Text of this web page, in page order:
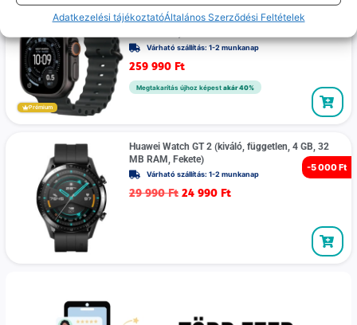
Adatkezelési tájékoztatóÁltalános Szerződési Feltételek
Prémium
Apple Watch Ultra 3. generáció 49mm GPS +
Cellular (Újszerű, független, 64 GB, 2 GB RAM,
Várható szállítás: 1-2 munkanap
259 990 Ft
Megtakarítás újhoz képest akár 40%
-5 000 Ft
Huawei Watch GT 2 (kiváló, független, 4 GB, 32
MB RAM, Fekete)
Várható szállítás: 1-2 munkanap
29 990Ft 24 990 Ft